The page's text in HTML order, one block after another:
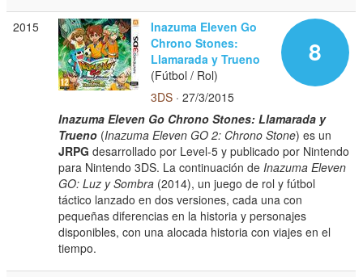
2015
8
Inazuma Eleven Go
Chrono Stones:
Llamarada y Trueno
(Fútbol / Rol)
3DS · 27/3/2015
Inazuma Eleven Go Chrono Stones: Llamarada y
Trueno (Inazuma Eleven GO 2: Chrono Stone) es un
JRPG desarrollado por Level-5 y publicado por Nintendo
para Nintendo 3DS. La continuación deInazuma Eleven
GO: Luz y Sombra (2014), un juego de rol y fútbol
táctico lanzado en dos versiones, cada una con
pequeñas diferencias en la historia y personajes
disponibles, con una alocada historia con viajes en el
tiempo.